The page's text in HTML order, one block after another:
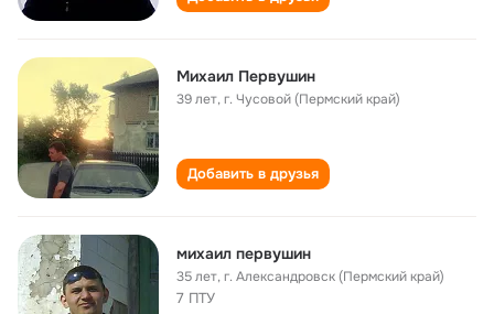
Михаил Первушин
39 лет,г. Чусовой (Пермский край)
Добавить в друзья
михаил первушин
35 лет,г. Александровск (Пермский край)
7 ПТУ